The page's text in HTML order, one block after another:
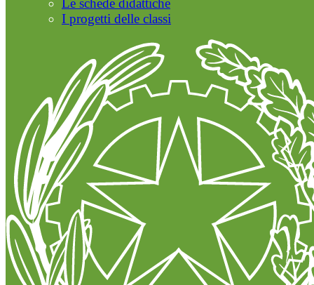
Le schede didattiche
I progetti delle classi